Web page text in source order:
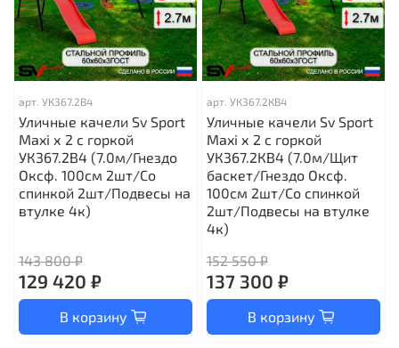
арт. УК367.2В4
Уличные качели Sv Sport
Maxi х 2 с горкой
УК367.2В4 (7.0м/Гнездо
Оксф. 100см 2шт/Со
спинкой 2шт/Подвесы на
втулке 4к)
143 800 ₽
129 420 ₽
В корзину
арт. УК367.2КВ4
Уличные качели Sv Sport
Maxi х 2 с горкой
УК367.2КВ4 (7.0м/Щит
баскет/Гнездо Оксф.
100см 2шт/Со спинкой
2шт/Подвесы на втулке
4к)
152 550 ₽
137 300 ₽
В корзину